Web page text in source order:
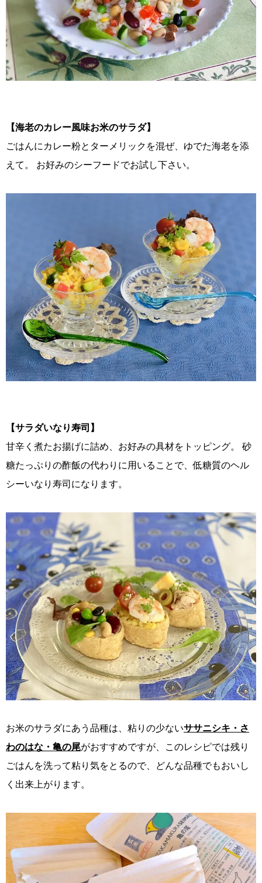
【海老のカレー風味お米のサラダ】
ごはんにカレー粉とターメリックを混ぜ、ゆでた海老を添
えて。 お好みのシーフードでお試し下さい。
【サラダいなり寿司】
甘辛く煮たお揚げに詰め、お好みの具材をトッピング。 砂
糖たっぷりの酢飯の代わりに用いることで、低糖質のヘル
シーいなり寿司になります。
お米のサラダにあう品種は、粘りの少ないササニシキ・さ
わのはな・亀の尾がおすすめですが、このレシピでは残り
ごはんを洗って粘り気をとるので、どんな品種でもおいし
く出来上がります。